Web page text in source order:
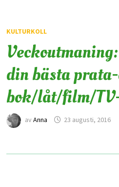
KULTURKOLL
din bästa
bok/låt/film/
av Anna 23 augusti, 2016